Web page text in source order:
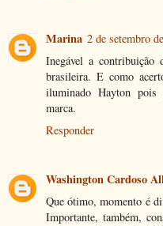
Marina 2 de setembro
Inegável a contribuição
brasileira. E como
iluminado Hayton pois
marca.
Responder
Washington Cardoso
Que ótimo, momento é
Importante, também,